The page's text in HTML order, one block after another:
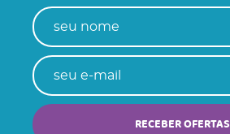
RECEBER OFERTAS